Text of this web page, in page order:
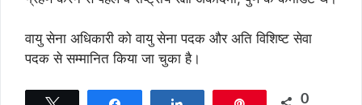
वायु सेना अधिकारी को वायु सेना पदक और अति विशिष्ट सेवा
पदक से सम्‍मानित किया जा चुका है।
0